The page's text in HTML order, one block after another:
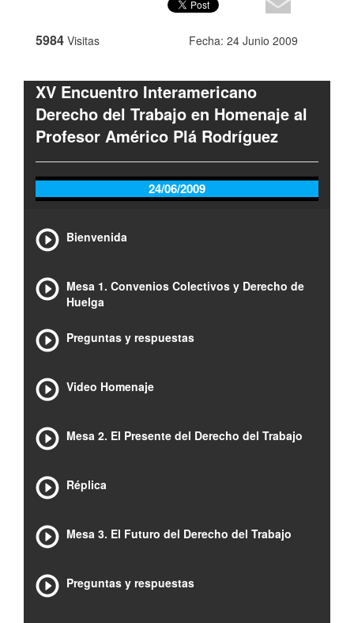
5984 Visitas Fecha: 24 Junio 2009
XV Encuentro Interamericano
Derecho del Trabajo en Homenaje al
Profesor Américo Plá Rodríguez
24/06/2009
Bienvenida
Mesa 1. Convenios Colectivos y Derecho de
Huelga
Preguntas y respuestas
Video Homenaje
Mesa 2. El Presente del Derecho del Trabajo
Réplica
Mesa 3. El Futuro del Derecho del Trabajo
Preguntas y respuestas